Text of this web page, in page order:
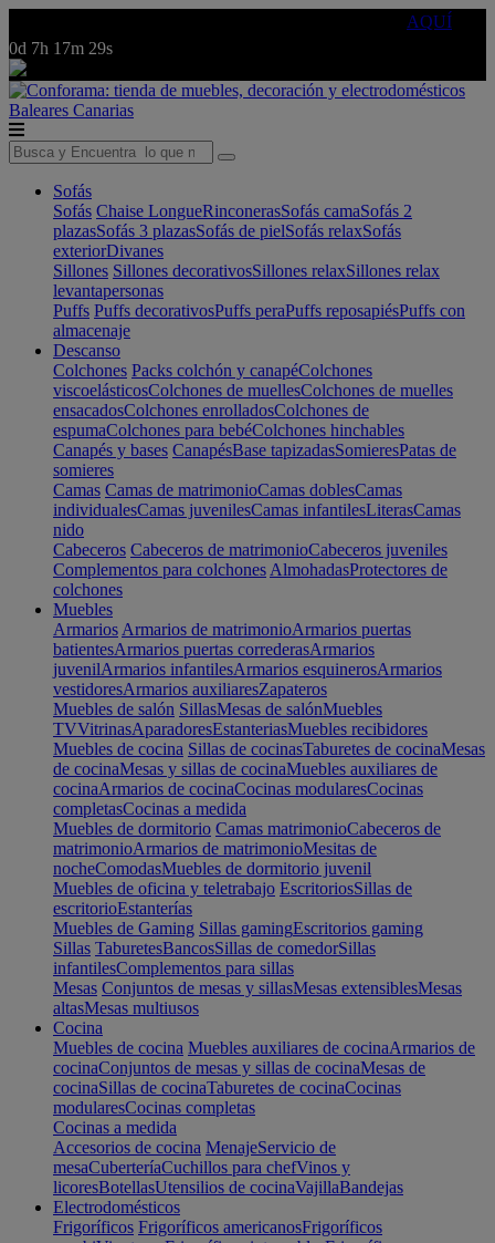
AQUÍ
0d 7h 17m 29s
Baleares Canarias
Sofás
Sofás Chaise LongueRinconerasSofás camaSofás 2
plazasSofás 3 plazasSofás de pielSofás relaxSofás
exteriorDivanes
Sillones Sillones decorativosSillones relaxSillones relax
levantapersonas
Puffs Puffs decorativosPuffs peraPuffs reposapiésPuffs con
almacenaje
Descanso
Colchones Packs colchón y canapéColchones
viscoelásticosColchones de muellesColchones de muelles
ensacadosColchones enrolladosColchones de
espumaColchones para bebéColchones hinchables
Canapés y bases CanapésBase tapizadasSomieresPatas de
somieres
Camas Camas de matrimonioCamas doblesCamas
individualesCamas juvenilesCamas infantilesLiterasCamas
nido
Cabeceros Cabeceros de matrimonioCabeceros juveniles
Complementos para colchones AlmohadasProtectores de
colchones
Muebles
Armarios Armarios de matrimonioArmarios puertas
batientesArmarios puertas correderasArmarios
juvenilArmarios infantilesArmarios esquinerosArmarios
vestidoresArmarios auxiliaresZapateros
Muebles de salón SillasMesas de salónMuebles
TVVitrinasAparadoresEstanteriasMuebles recibidores
Muebles de cocina Sillas de cocinasTaburetes de cocinaMesas
de cocinaMesas y sillas de cocinaMuebles auxiliares de
cocinaArmarios de cocinaCocinas modularesCocinas
completasCocinas a medida
Muebles de dormitorio Camas matrimonioCabeceros de
matrimonioArmarios de matrimonioMesitas de
nocheComodasMuebles de dormitorio juvenil
Muebles de oficina y teletrabajo EscritoriosSillas de
escritorioEstanterías
Muebles de Gaming Sillas gamingEscritorios gaming
Sillas TaburetesBancosSillas de comedorSillas
infantilesComplementos para sillas
Mesas Conjuntos de mesas y sillasMesas extensiblesMesas
altasMesas multiusos
Cocina
Muebles de cocina Muebles auxiliares de cocinaArmarios de
cocinaConjuntos de mesas y sillas de cocinaMesas de
cocinaSillas de cocinaTaburetes de cocinaCocinas
modularesCocinas completas
Cocinas a medida
Accesorios de cocina MenajeServicio de
mesaCuberteríaCuchillos para chefVinos y
licoresBotellasUtensilios de cocinaVajillaBandejas
Electrodomésticos
Frigoríficos Frigoríficos americanosFrigoríficos